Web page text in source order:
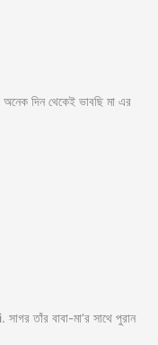
দিন থেকেই ভাবছি মা এর
তাঁর বাবা-মা’র সাথে পুরান